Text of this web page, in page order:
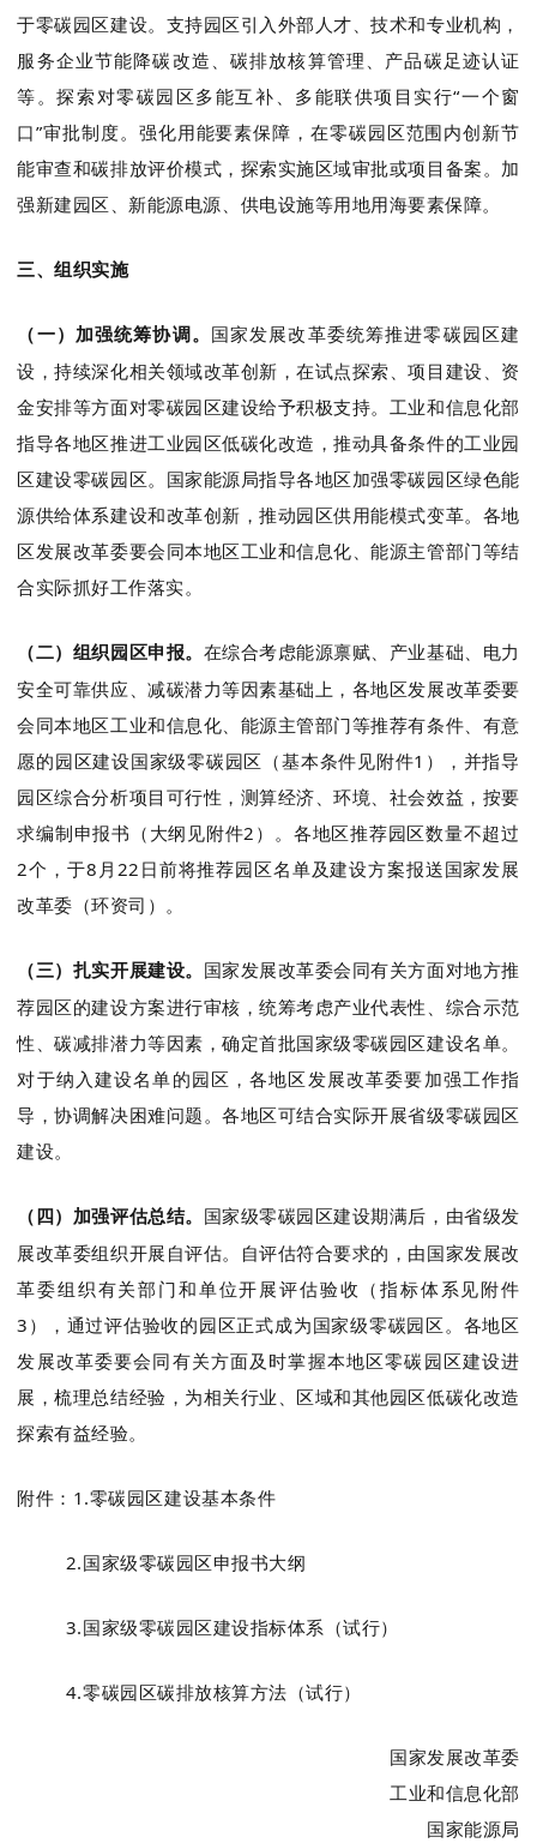
于零碳园区建设。支持园区引入外部人才、技术和专业机构，
服务企业节能降碳改造、碳排放核算管理、产品碳足迹认证
等。探索对零碳园区多能互补、多能联供项目实行“一个窗
口”审批制度。强化用能要素保障，在零碳园区范围内创新节
能审查和碳排放评价模式，探索实施区域审批或项目备案。加
强新建园区、新能源电源、供电设施等用地用海要素保障。
三、组织实施
（一）加强统筹协调。 国家发展改革委统筹推进零碳园区建
设，持续深化相关领域改革创新，在试点探索、项目建设、资
金安排等方面对零碳园区建设给予积极支持。工业和信息化部
指导各地区推进工业园区低碳化改造，推动具备条件的工业园
区建设零碳园区。国家能源局指导各地区加强零碳园区绿色能
源供给体系建设和改革创新，推动园区供用能模式变革。各地
区发展改革委要会同本地区工业和信息化、能源主管部门等结
合实际抓好工作落实。
（二）组织园区申报。 在综合考虑能源禀赋、产业基础、电力
安全可靠供应、减碳潜力等因素基础上，各地区发展改革委要
会同本地区工业和信息化、能源主管部门等推荐有条件、有意
愿的园区建设国家级零碳园区（基本条件见附件1 ），并指导
园区综合分析项目可行性，测算经济、环境、社会效益，按要
求编制申报书（大纲见附件2 ）。各地区推荐园区数量不超过
2个，于8 月 22 日前将推荐园区名单及建设方案报送国家发展
改革委（环资司）。
（三）扎实开展建设。 国家发展改革委会同有关方面对地方推
荐园区的建设方案进行审核，统筹考虑产业代表性、综合示范
性、碳减排潜力等因素，确定首批国家级零碳园区建设名单。
对于纳入建设名单的园区，各地区发展改革委要加强工作指
导，协调解决困难问题。各地区可结合实际开展省级零碳园区
建设。
（四）加强评估总结。 国家级零碳园区建设期满后，由省级发
展改革委组织开展自评估。自评估符合要求的，由国家发展改
革委组织有关部门和单位开展评估验收（指标体系见附件
3 ），通过评估验收的园区正式成为国家级零碳园区。各地区
发展改革委要会同有关方面及时掌握本地区零碳园区建设进
展，梳理总结经验，为相关行业、区域和其他园区低碳化改造
探索有益经验。
附件： 1.零碳园区建设基本条件
2.国家级零碳园区申报书大纲
3.国家级零碳园区建设指标体系（试行）
4.零碳园区碳排放核算方法（试行）
国家发展改革委
工业和信息化部
国家能源局